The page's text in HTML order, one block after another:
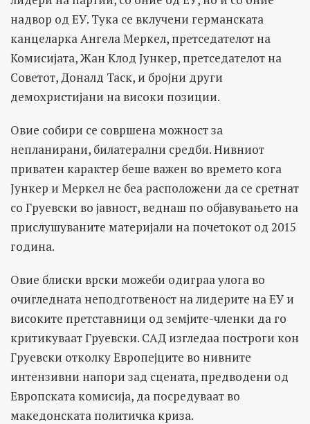
надвор од ЕУ. Тука се вклучени германската
канцеларка Ангела Меркел, претседателот на
Комисијата, Жан Клод Јункер, претседателот на
Советот, Доналд Таск, и бројни други
демохристијани на високи позиции.
Овие собири се совршена можност за
непланирани, билатерални средби. Нивниот
приватен карактер беше важен во времето кога
Јункер и Меркел не беа расположени да се сретнат
со Груевски во јавност, веднаш по објавувањето на
прислушуваните материјали на почетокот од 2015
година.
Овие блиски врски можеби одиграа улога во
очигледната неподготвеност на лидерите на ЕУ и
високите претставници од земјите-членки да го
критикуваат Груевски. САД изгледаа построги кон
Груевски отколку Европејците во нивните
интензивни напори зад сцената, предводени од
Европската комисија, да посредуваат во
македонската политичка криза.